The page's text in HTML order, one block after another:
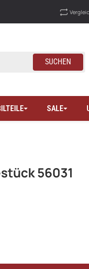
SUCHEN
SALE
56031